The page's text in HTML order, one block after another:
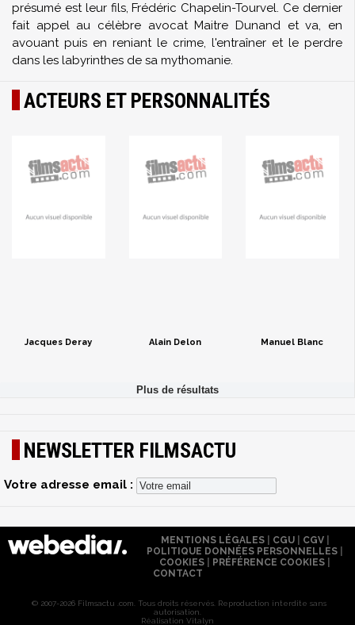
présumé est leur fils, Frédéric Chapelin-Tourvel. Ce dernier
fait appel au célèbre avocat Maitre Dunand et va, en
avouant puis en reniant le crime, l'entraîner et le perdre
dans les labyrinthes de sa mythomanie.
ACTEURS ET PERSONNALITÉS
Jacques Deray Alain Delon Manuel Blanc
NEWSLETTER FILMSACTU
Votre adresse email :
MENTIONS LÉGALES| CGU| CGV|
POLITIQUE DONNÉES PERSONNELLES
COOKIES
PRÉFÉRENCE COOKIES
CONTACT
© 2007-2026 Filmsactu .com. Tous droits réservés. Reproduction interdite sans
autorisation.
Réalisation Vitalyn